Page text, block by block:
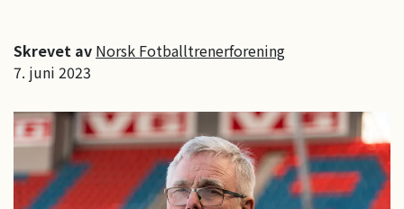
Skrevet av Norsk Fotballtrenerforening
7. juni 2023